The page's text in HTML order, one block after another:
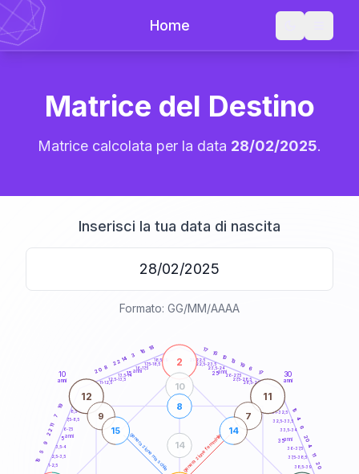
Home
Matrice del Destino
Matrice calcolata per la data 28/02/2025.
Inserisci la tua data di nascita
Formato: GG/MM/AAAA
generazione maschile generazione femminile
10
anni
30
anni
1-2,5
2,5-3,5
3,5-4
6-7,5
7,5-8,5
8,5-9
11-12,5
12,5-13,5
13,5-14
16-17,5
17,5-18,5
18,5-19
21-22,5
22,5-23,5
23,5-24
26-27,5
27,5-28,5
28,5-29
31-32,5
32,5-33,5
33,5-34
36-37,5
37,5-38,5
38,5-39
15
5
9
22
11
7
19
20 8
22 14 3
16
18 17
15
10
13
19 6
17
15
4
6
20
4
11
20
2
12 11
10
8
14
9
15
7
14
5anni
15 anni 25anni
35anni